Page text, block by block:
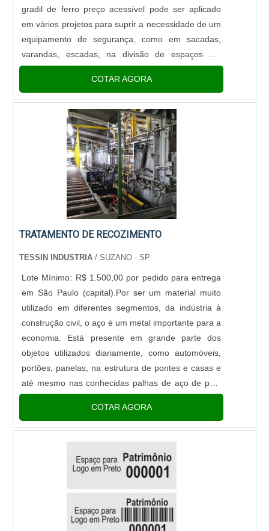
gradil de ferro preço acessível pode ser aplicado
em vários projetos para suprir a necessidade de um
equipamento de segurança, como em sacadas,
varandas, escadas, na divisão de espaços em
empresas, em espaços públicos para demarcação
de áreas, em áreas de piscinas, entre outros.PODE
SER PROJETADA SOB ENCOMEND.
COTAR AGORA
TRATAMENTO DE RECOZIMENTO
TESSIN INDUSTRIA/ SUZANO - SP
Lote Mínimo: R$ 1.500,00 por pedido para entrega
em São Paulo (capital).Por ser um material muito
utilizado em diferentes segmentos, da indústria à
construção civil, o aço é um metal importante para a
economia. Está presente em grande parte dos
objetos utilizados diariamente, como automóveis,
portões, panelas, na estrutura de pontes e casas e
até mesmo nas conhecidas palhas de aço de polir
de recozimento sem perder sua funcionalidade, ou
até .
COTAR AGORA